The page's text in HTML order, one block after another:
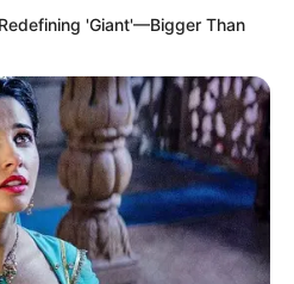
'Giant'—Bigger Than